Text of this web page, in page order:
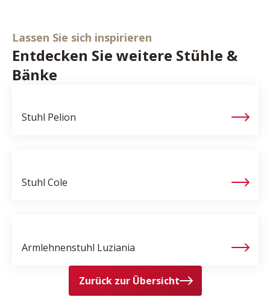
Lassen Sie sich inspirieren
Entdecken Sie weitere Stühle &
Bänke
Stuhl Pelion
Stuhl Cole
Armlehnenstuhl Luziania
Zurück zur Übersicht